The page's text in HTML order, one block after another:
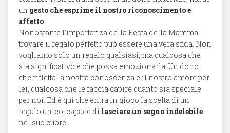
un gesto che esprime il nostro riconoscimento e
affetto.
Nonostante l'importanza della Festa della Mamma,
trovare il regalo perfetto può essere una vera sfida. Non
vogliamo solo un regalo qualsiasi, ma qualcosa che
sia significativo e che possa emozionarla. Un dono
che rifletta la nostra conoscenza e il nostro amore per
lei, qualcosa che le faccia capire quanto sia speciale
per noi. Ed è qui che entra in gioco la scelta di un
regalo unico, capace di lasciare un segno indelebile
nel suo cuore.